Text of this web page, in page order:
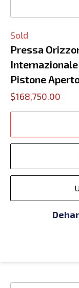
Sold
Pressa
Internazionale
Pistone
$168,750.00